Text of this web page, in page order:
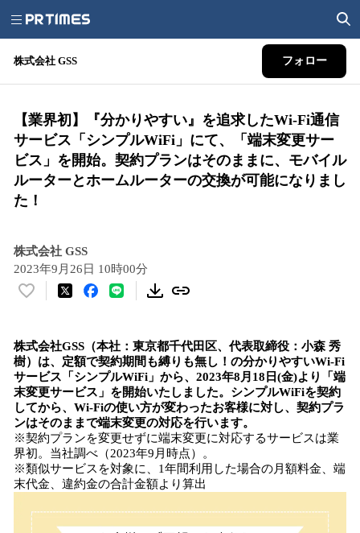
株式会社 GSS フォロー
【業界初】『分かりやすい』を追求したWi-Fi通信
サービス「シンプルWiFi」にて、「端末変更サー
ビス」を開始。契約プランはそのままに、モバイル
ルーターとホームルーターの交換が可能になりまし
た！
株式会社 GSS
2023年9月26日 10時00分
い
！
数
を
読
み
込
み
中
で
株式会社GSS（本社：東京都千代田区、代表取締役：小森 秀
樹）は、定額で契約期間も縛りも無し！の分かりやすいWi-Fi
サービス「シンプルWiFi」から、2023年8月18日(金)より「端
末変更サービス」を開始いたしました。シンプルWiFiを契約
してから、Wi-Fiの使い方が変わったお客様に対し、契約プラ
ンはそのままで端末変更の対応を行います。
※契約プランを変更せずに端末変更に対応するサービスは業
界初。当社調べ（2023年9月時点）。
※類似サービスを対象に、1年間利用した場合の月額料金、端
末代金、違約金の合計金額より算出